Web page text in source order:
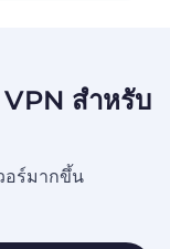
สำหรับ
อร์มากขึ้น